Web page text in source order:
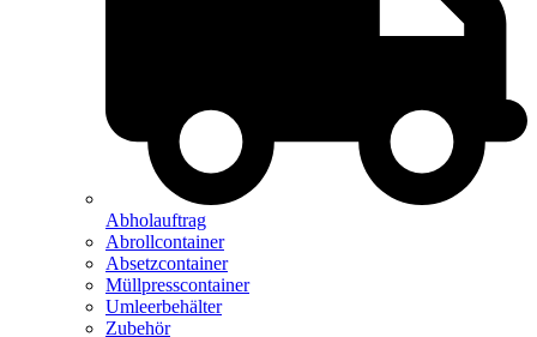
Abholauftrag
Abrollcontainer
Absetzcontainer
Müllpresscontainer
Umleerbehälter
Zubehör